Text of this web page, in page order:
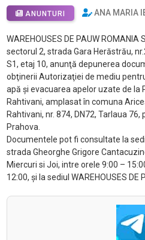
ANUNTURI ANA MARIA
WAREHOUSES DE PAUW ROMANIA
sectorul 2, strada Gara Herăstrău,
S1, etaj 10, anunţă depunerea
obţinerii Autorizaţiei de mediu
apă şi evacuarea apelor uzate de la
Rahtivani, amplasat în comuna
Rahtivani, nr. 874, DN72, Tarlaua
Prahova.
Documentele pot fi consultate la
strada Gheorghe Grigore
Miercuri si Joi, intre orele 9:00 –
12:00, şi la sediul WAREHOUSES DE